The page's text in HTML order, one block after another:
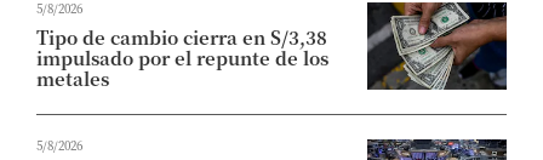
5/8/2026
Tipo de cambio cierra en S/3,38
impulsado por el repunte de los
metales
5/8/2026